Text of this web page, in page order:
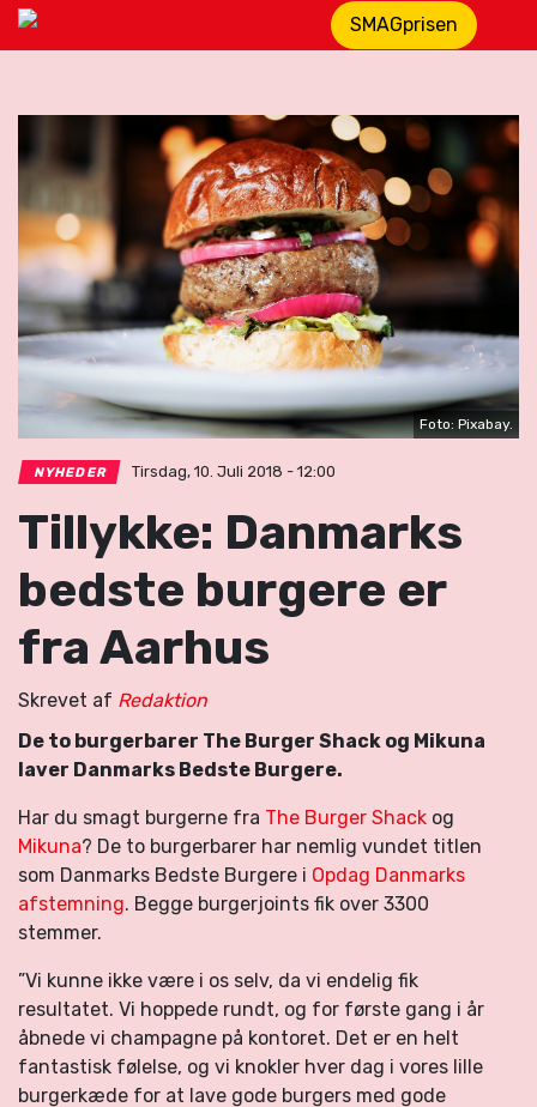
SMAGprisen
Foto: Pixabay.
NYHEDER Tirsdag, 10. Juli 2018 - 12:00
Tillykke: Danmarks
bedste burgere er
fra Aarhus
Skrevet af Redaktion
De to burgerbarer The Burger Shack og Mikuna
laver Danmarks Bedste Burgere.
Har du smagt burgerne fra The Burger Shack og
Mikuna? De to burgerbarer har nemlig vundet titlen
som Danmarks Bedste Burgere i Opdag Danmarks
afstemning. Begge burgerjoints fik over 3300
stemmer.
”Vi kunne ikke være i os selv, da vi endelig fik
resultatet. Vi hoppede rundt, og for første gang i år
åbnede vi champagne på kontoret. Det er en helt
fantastisk følelse, og vi knokler hver dag i vores lille
burgerkæde for at lave gode burgers med gode